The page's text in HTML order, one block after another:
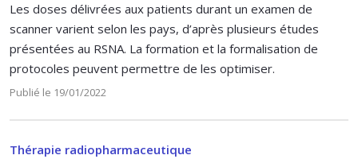
Les doses délivrées aux patients durant un examen de
scanner varient selon les pays, d’après plusieurs études
présentées au RSNA. La formation et la formalisation de
protocoles peuvent permettre de les optimiser.
Publié le 19/01/2022
Thérapie radiopharmaceutique